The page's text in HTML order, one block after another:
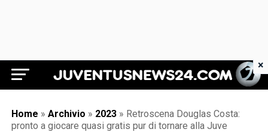
Juventus News 24
Home » Archivio » 2023 » Retroscena Douglas Costa:
pronto a giocare quasi gratis pur di tornare alla Juve
×